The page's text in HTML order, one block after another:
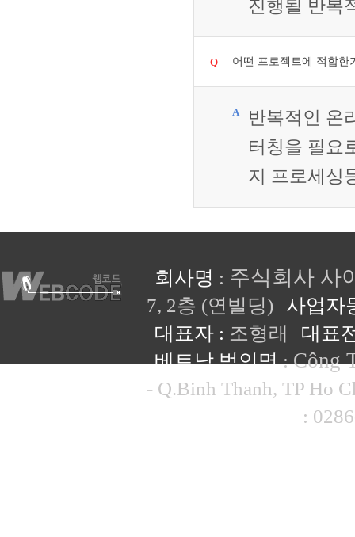
진행될 반복
어떤 프로젝트에 적합한
반복적인 온
터칭을 필요
지 프로세싱
회사명 : 주식회사 사
7, 2층 (연빌딩)
사업자
대표자 : 조형래
대표
베트남 법인명:Công
- Q.Binh Thanh, TP Ho
: